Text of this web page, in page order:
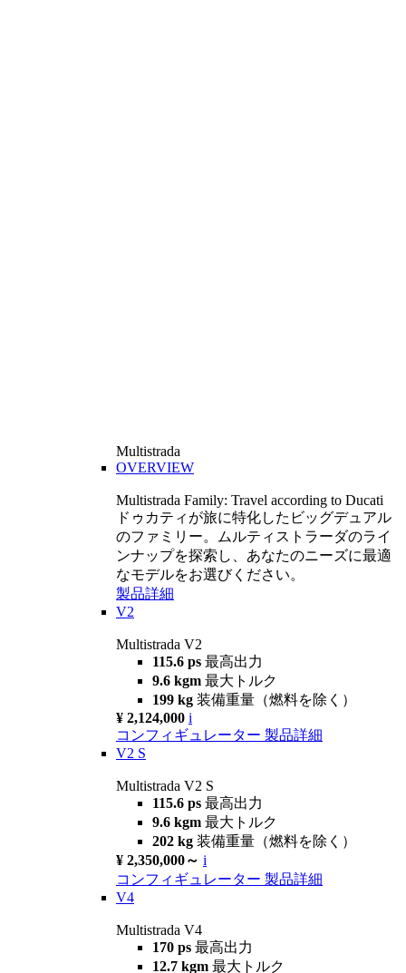
Multistrada
OVERVIEW
Multistrada Family: Travel according to Ducati
ドゥカティが旅に特化したビッグデュアル
のファミリー。ムルティストラーダのライ
ンナップを探索し、あなたのニーズに最適
なモデルをお選びください。
製品詳細
V2
Multistrada V2
115.6 ps 最高出力
9.6 kgm 最大トルク
199 kg 装備重量（燃料を除く）
¥ 2,124,000 i
コンフィギュレーター 製品詳細
V2 S
Multistrada V2 S
115.6 ps 最高出力
9.6 kgm 最大トルク
202 kg 装備重量（燃料を除く）
¥ 2,350,000～ i
コンフィギュレーター 製品詳細
V4
Multistrada V4
170 ps 最高出力
12.7 kgm 最大トルク